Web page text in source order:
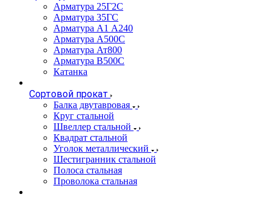
Арматура 25Г2С
Арматура 35ГС
Арматура А1 А240
Арматура А500С
Арматура Ат800
Арматура В500С
Катанка
Сортовой прокат
Балка двутавровая
Круг стальной
Швеллер стальной
Квадрат стальной
Уголок металлический
Шестигранник стальной
Полоса стальная
Проволока стальная